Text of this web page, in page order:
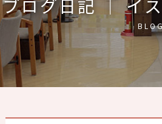
ブログ日記 ｜ イ